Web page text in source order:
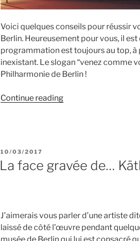
Voici quelques conseils pour réussir
Berlin. Heureusement pour vous, il
programmation est toujours au top,
inexistant. Le slogan “venez comme
Philharmonie de Berlin !
Continue reading“Votre
Berlin”
POSTED
ON
10/03/2017
La face gravée de…
J’aimerais vous parler d’une artiste
laissé de côté l’œuvre pendant